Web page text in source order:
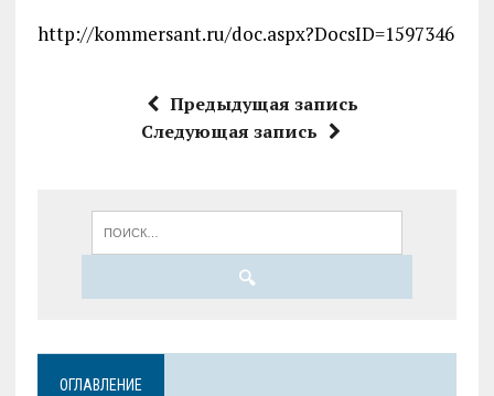
http://kommersant.ru/doc.aspx?DocsID=1597346
Предыдущая запись
Следующая запись
ОГЛАВЛЕНИЕ